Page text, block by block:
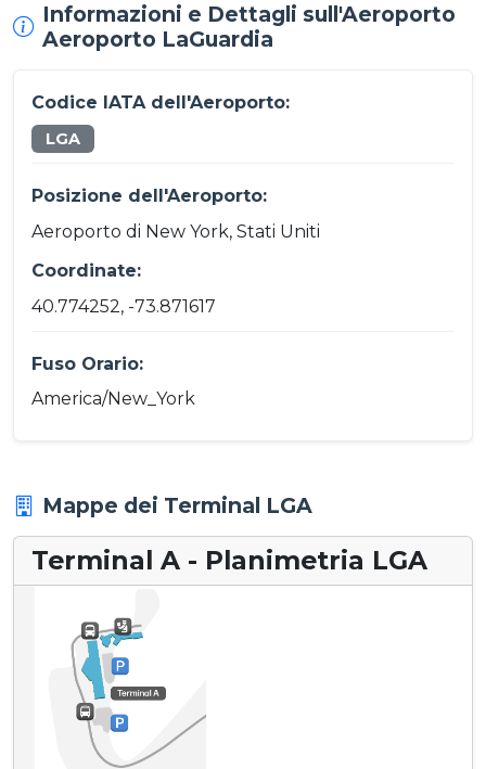
Informazioni e Dettagli sull'Aeroporto
Aeroporto LaGuardia
Codice IATA dell'Aeroporto:
LGA
Posizione dell'Aeroporto:
Aeroporto di New York, Stati Uniti
Coordinate:
40.774252, -73.871617
Fuso Orario:
America/New_York
Mappe dei Terminal LGA
Terminal A - Planimetria LGA